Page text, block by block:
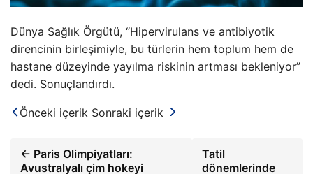
Dünya Sağlık Örgütü, “Hipervirulans ve antibiyotik
direncinin birleşimiyle, bu türlerin hem toplum hem de
hastane düzeyinde yayılma riskinin artması bekleniyor”
dedi. Sonuçlandırdı.
Önceki içerik Sonraki içerik
← Paris Olimpiyatları:
Avustralyalı çim hokeyi
Tatil
dönemlerinde